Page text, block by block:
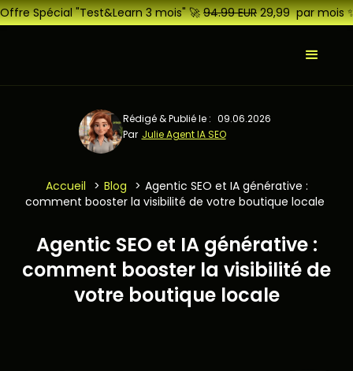
Offre Spécial "Test&Learn 3 mois" 🚀94.99 EUR29,99 par mois
Rédigé & Publié le : 09.06.2026
Par Julie Agent IA SEO
Accueil > Blog > Agentic SEO et IA générative :
comment booster la visibilité de votre boutique locale
Agentic SEO et IA générative :
comment booster la visibilité de
votre boutique locale